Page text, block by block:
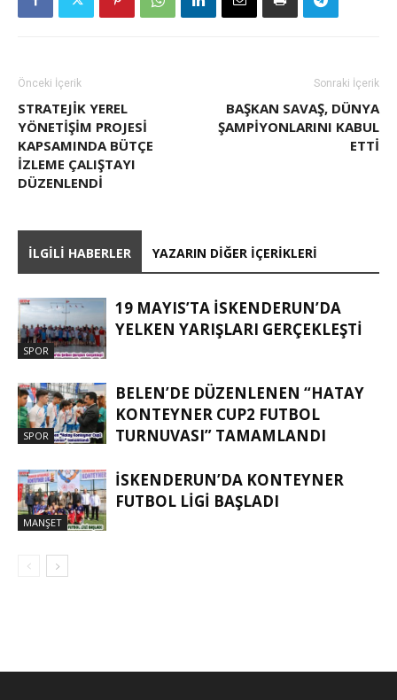
Önceki İçerik
STRATEJIK YEREL
YÖNETIŞIM PROJESI
KAPSAMINDA BÜTÇE
İZLEME ÇALIŞTAYI
DÜZENLENDI
Sonraki İçerik
BAŞKAN SAVAŞ, DÜNYA
ŞAMPİYONLARINI KABUL
ETTİ
İLGILI HABERLER YAZARIN DIĞER İÇERIKLERI
SPOR
19 MAYIS’TA İSKENDERUN’DA
YELKEN YARIŞLARI GERÇEKLEŞTI
SPOR
BELEN’DE DÜZENLENEN “HATAY
KONTEYNER CUP2 FUTBOL
TURNUVASI” TAMAMLANDI
MANŞET
İSKENDERUN’DA KONTEYNER
FUTBOL LİGİ BAŞLADI